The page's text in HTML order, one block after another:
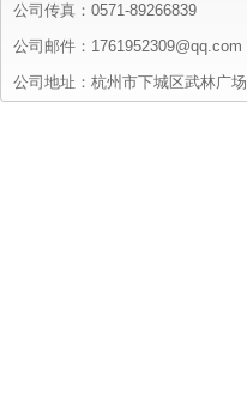
公司传真：0571-89266839
公司邮件：1761952309@qq.com
公司地址：杭州市下城区武林广场